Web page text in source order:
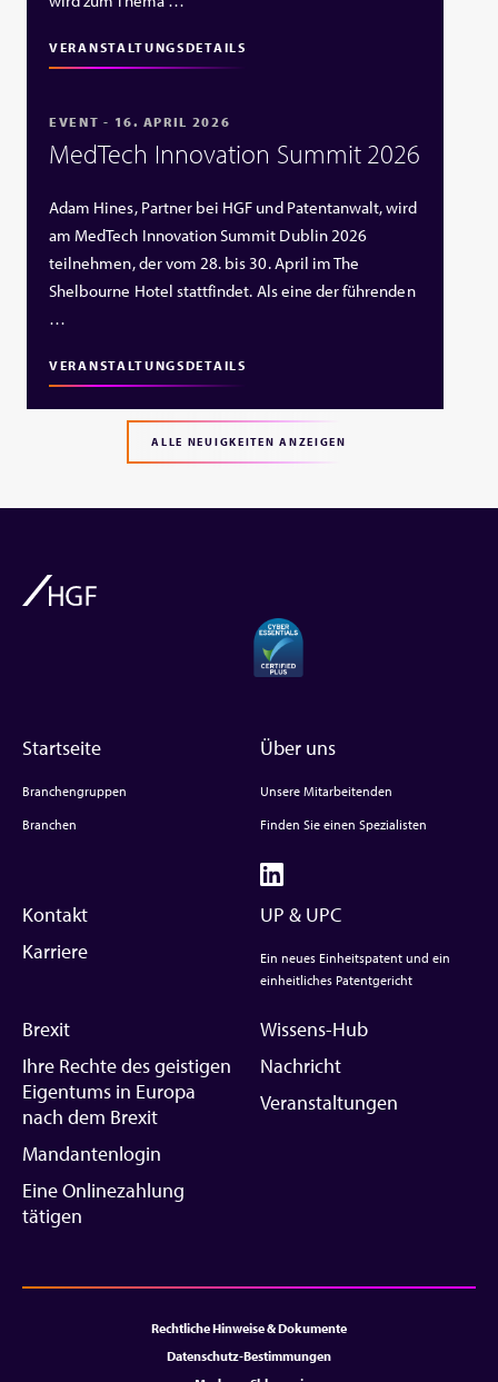
VERANSTALTUNGSDETAILS
EVENT - 16. APRIL 2026
MedTech Innovation Summit 2026
Adam Hines, Partner bei HGF und Patentanwalt, wird
am MedTech Innovation Summit Dublin 2026
teilnehmen, der vom 28. bis 30. April im The
Shelbourne Hotel stattfindet. Als eine der führenden
…
VERANSTALTUNGSDETAILS
ALLE NEUIGKEITEN ANZEIGEN
Startseite
Branchengruppen
Branchen
Über uns
Unsere Mitarbeitenden
Finden Sie einen Spezialisten
Kontakt
Karriere
UP & UPC
Ein neues Einheitspatent und ein
einheitliches Patentgericht
Brexit
Ihre Rechte des geistigen
Eigentums in Europa
nach dem Brexit
Mandantenlogin
Eine Onlinezahlung
tätigen
Wissens-Hub
Nachricht
Veranstaltungen
Rechtliche Hinweise & Dokumente
Datenschutz-Bestimmungen